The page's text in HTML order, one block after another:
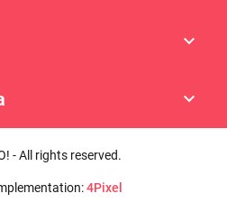


- All rights reserved.
4Pixel